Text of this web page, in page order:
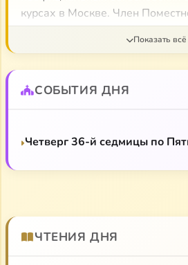
курсах в Москве. Член
г. от МДА. В 1917 г. был
женских богословско-
тюрьмах и лагерях, ссылках.
активным членом Церкви,
«Соловецкого послания». В
СОБЫТИЯ ДНЯ
Четверг 36-й седмицы по
ЧТЕНИЯ ДНЯ